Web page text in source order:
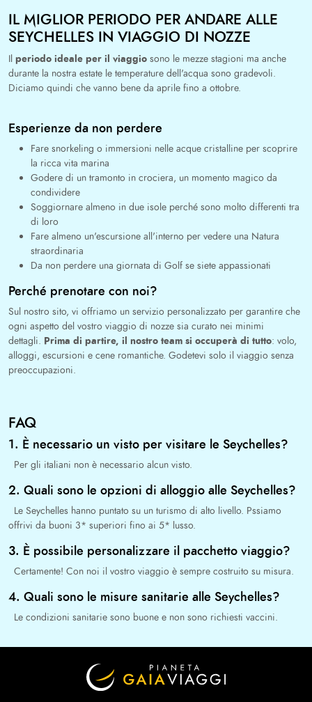
IL MIGLIOR PERIODO PER ANDARE ALLE
SEYCHELLES IN VIAGGIO DI NOZZE
Il periodo ideale per il viaggio sono le mezze stagioni ma anche
durante la nostra estate le temperature dell'acqua sono gradevoli.
Diciamo quindi che vanno bene da aprile fino a ottobre.
Esperienze da non perdere
Fare snorkeling o immersioni nelle acque cristalline per scoprire
la ricca vita marina
Godere di un tramonto in crociera, un momento magico da
condividere
Soggiornare almeno in due isole perché sono molto differenti tra
di loro
Fare almeno un'escursione all'interno per vedere una Natura
straordinaria
Da non perdere una giornata di Golf se siete appassionati
Perché prenotare con noi?
Sul nostro sito, vi offriamo un servizio personalizzato per garantire che
ogni aspetto del vostro viaggio di nozze sia curato nei minimi
dettagli. Prima di partire, il nostro team si occuperà di tutto: volo,
alloggi, escursioni e cene romantiche. Godetevi solo il viaggio senza
preoccupazioni.
FAQ
1. È necessario un visto per visitare le Seychelles?
Per gli italiani non è necessario alcun visto.
2. Quali sono le opzioni di alloggio alle Seychelles?
Le Seychelles hanno puntato su un turismo di alto livello. Pssiamo
offrivi da buoni 3* superiori fino ai 5* lusso.
3. È possibile personalizzare il pacchetto viaggio?
Certamente! Con noi il vostro viaggio è sempre costruito su misura.
4. Quali sono le misure sanitarie alle Seychelles?
Le condizioni sanitarie sono buone e non sono richiesti vaccini.